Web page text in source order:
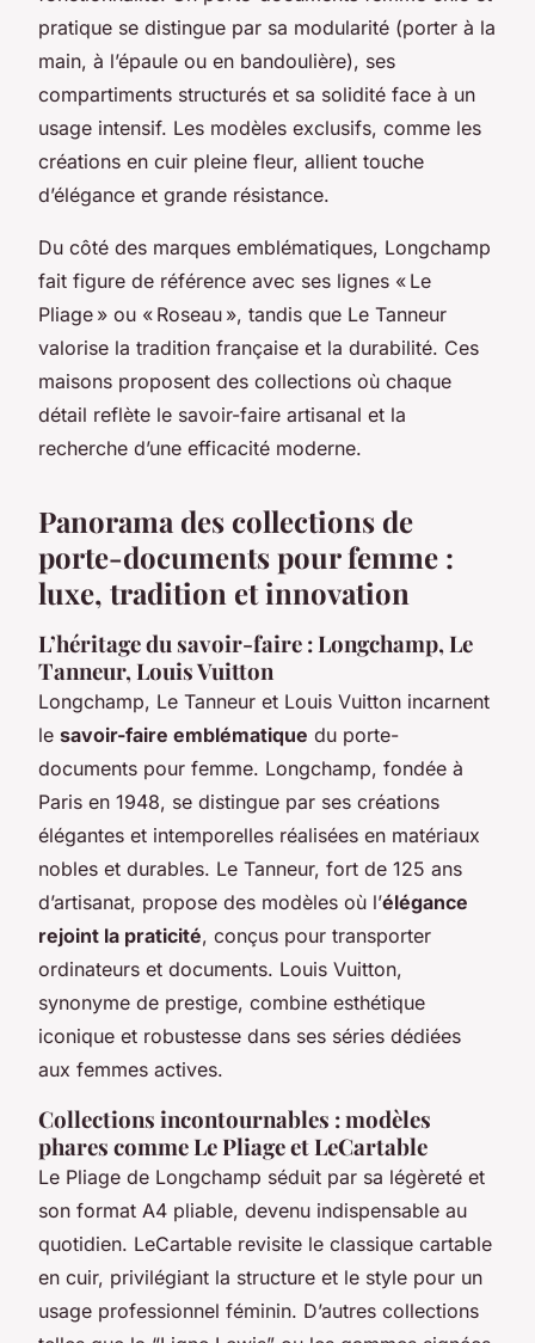
pratique se distingue par sa modularité (porter à la
main, à l’épaule ou en bandoulière), ses
compartiments structurés et sa solidité face à un
usage intensif. Les modèles exclusifs, comme les
créations en cuir pleine fleur, allient touche
d’élégance et grande résistance.
Du côté des marques emblématiques, Longchamp
fait figure de référence avec ses lignes « Le
Pliage » ou « Roseau », tandis que Le Tanneur
valorise la tradition française et la durabilité. Ces
maisons proposent des collections où chaque
détail reflète le savoir-faire artisanal et la
recherche d’une efficacité moderne.
Panorama des collections de
porte-documents pour femme :
luxe, tradition et innovation
L’héritage du savoir-faire : Longchamp, Le
Tanneur, Louis Vuitton
Longchamp, Le Tanneur et Louis Vuitton incarnent
le savoir-faire emblématique du porte-
documents pour femme. Longchamp, fondée à
Paris en 1948, se distingue par ses créations
élégantes et intemporelles réalisées en matériaux
nobles et durables. Le Tanneur, fort de 125 ans
d’artisanat, propose des modèles où l’élégance
rejoint la praticité, conçus pour transporter
ordinateurs et documents. Louis Vuitton,
synonyme de prestige, combine esthétique
iconique et robustesse dans ses séries dédiées
aux femmes actives.
Collections incontournables : modèles
phares comme Le Pliage et LeCartable
Le Pliage de Longchamp séduit par sa légèreté et
son format A4 pliable, devenu indispensable au
quotidien. LeCartable revisite le classique cartable
en cuir, privilégiant la structure et le style pour un
usage professionnel féminin. D’autres collections